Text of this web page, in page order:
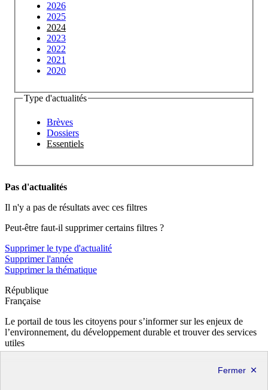
2026
2025
2024
2023
2022
2021
2020
Type d'actualités
Brèves
Dossiers
Essentiels
Pas d'actualités
Il n'y a pas de résultats avec ces filtres
Peut-être faut-il supprimer certains filtres ?
Supprimer le type d'actualité
Supprimer l'année
Supprimer la thématique
République
Française
Le portail de tous les citoyens pour s’informer sur les enjeux de
l’environnement, du développement durable et trouver des services
utiles